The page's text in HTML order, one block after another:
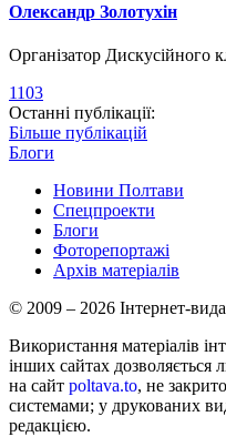
Олександр Золотухін
Організатор Дискусійного
1103
Останні публікації:
Більше публікацій
Блоги
Новини Полтави
Спецпроекти
Блоги
Фоторепортажі
Архів матеріалів
© 2009 – 2026 Інтернет-
Використання матеріалів
інших сайтах дозволяється
на сайт poltava.to, не
системами; у друкованих
редакцією.